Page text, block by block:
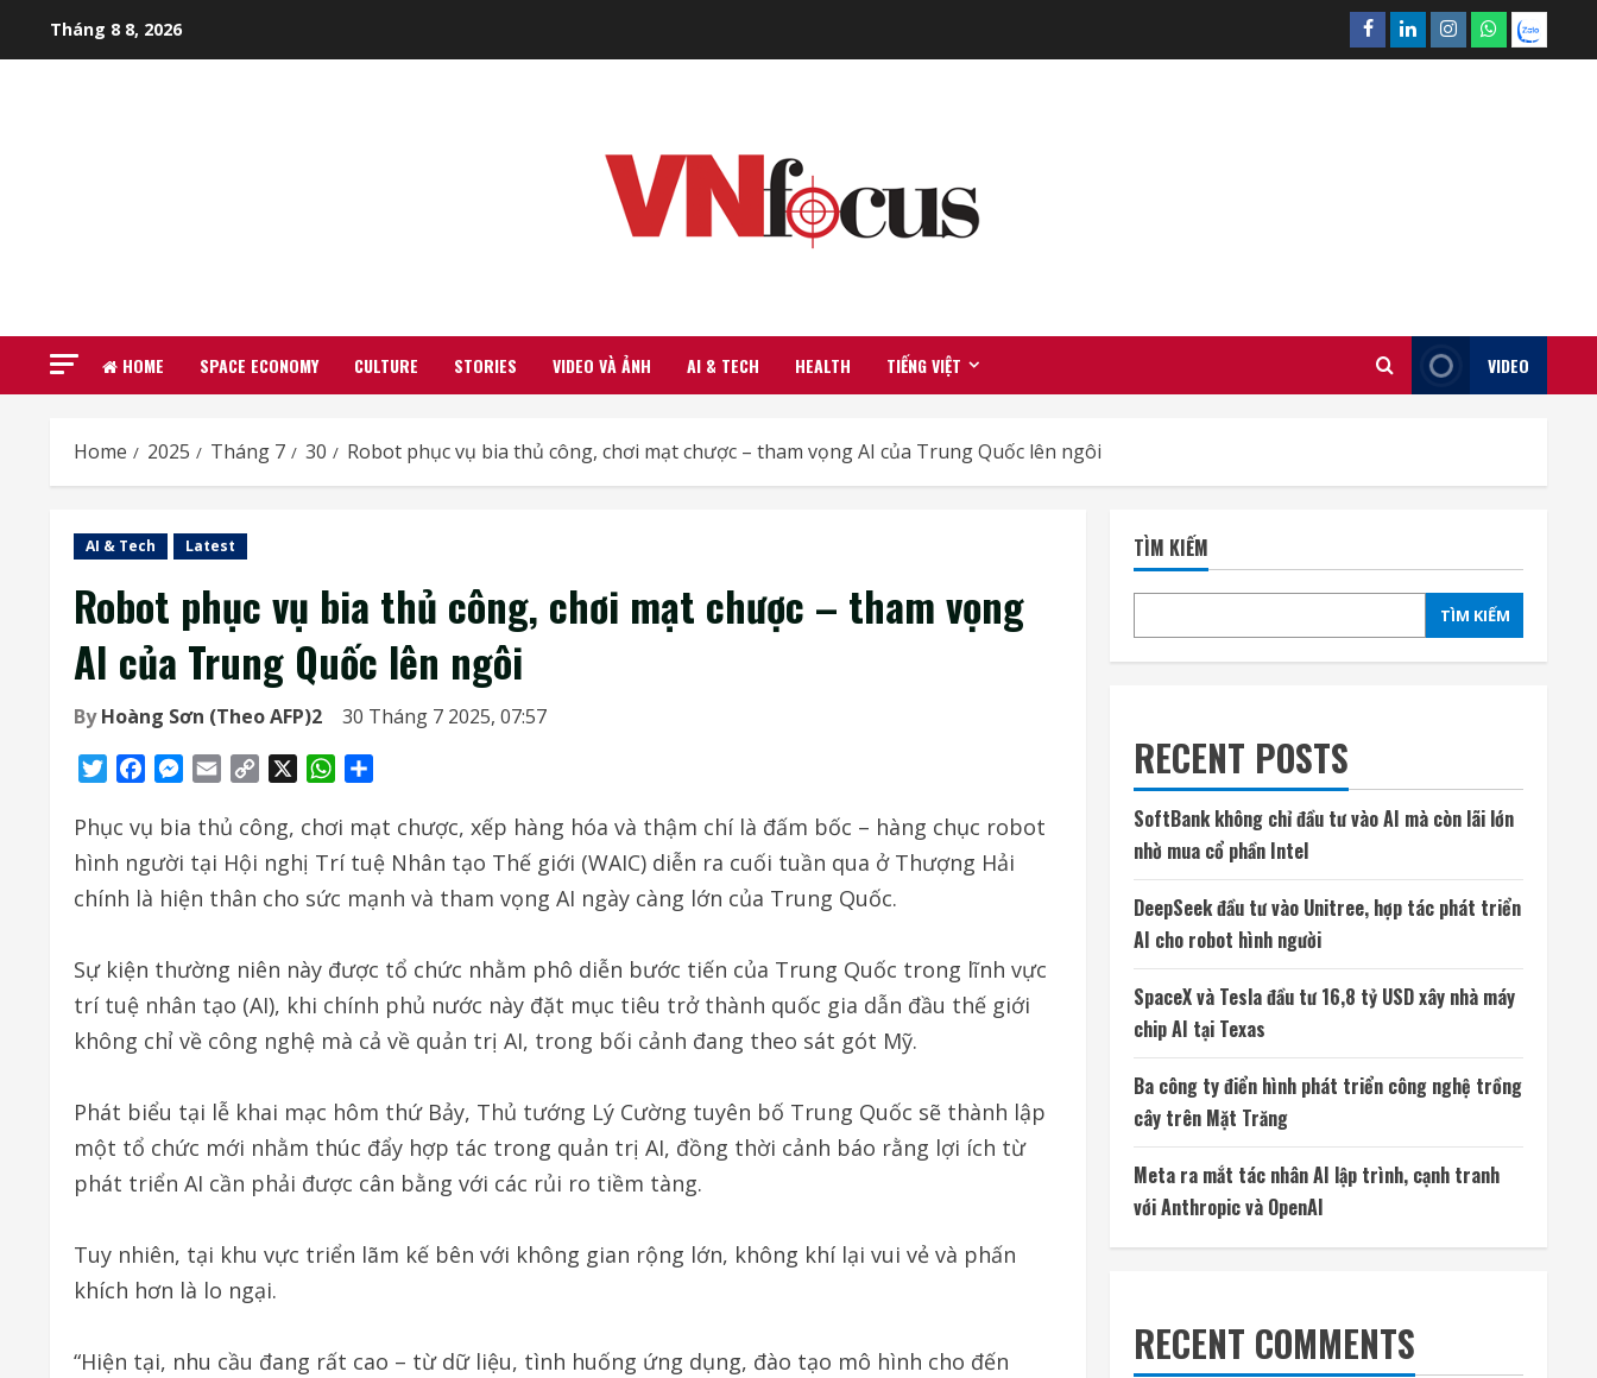
Tháng 8 8, 2026 Facebook
LinkedinInstagram
What’sapp
Zalo
HOME SPACE ECONOMY CULTURE STORIES VIDEO VÀ ẢNH AI & TECH HEALTH TIẾNG VIỆT VIDEO
Home 2025 Tháng 7 30 Robot phục vụ bia thủ công, chơi mạt chược – tham vọng AI của Trung Quốc lên ngôi
AI & Tech Latest
Robot phục vụ bia thủ công, chơi mạt chược – tham vọng
AI của Trung Quốc lên ngôi
ByHoàng Sơn (Theo AFP)2 30 Tháng 7 2025, 07:57
TwitterFacebookMessenger
Email
Copy
WhatsApp
Phục vụ bia thủ công, chơi mạt chược, xếp hàng hóa và thậm chí là đấm bốc – hàng chục robot
hình người tại Hội nghị Trí tuệ Nhân tạo Thế giới (WAIC) diễn ra cuối tuần qua ở Thượng Hải
chính là hiện thân cho sức mạnh và tham vọng AI ngày càng lớn của Trung Quốc.
Sự kiện thường niên này được tổ chức nhằm phô diễn bước tiến của Trung Quốc trong lĩnh vực
trí tuệ nhân tạo (AI), khi chính phủ nước này đặt mục tiêu trở thành quốc gia dẫn đầu thế giới
không chỉ về công nghệ mà cả về quản trị AI, trong bối cảnh đang theo sát gót Mỹ.
Phát biểu tại lễ khai mạc hôm thứ Bảy, Thủ tướng Lý Cường tuyên bố Trung Quốc sẽ thành lập
một tổ chức mới nhằm thúc đẩy hợp tác trong quản trị AI, đồng thời cảnh báo rằng lợi ích từ
phát triển AI cần phải được cân bằng với các rủi ro tiềm tàng.
Tuy nhiên, tại khu vực triển lãm kế bên với không gian rộng lớn, không khí lại vui vẻ và phấn
khích hơn là lo ngại.
“Hiện tại, nhu cầu đang rất cao – từ dữ liệu, tình huống ứng dụng, đào tạo mô hình cho đến
TÌM KIẾM
TÌM KIẾM
RECENT POSTS
SoftBank không chỉ đầu tư vào AI mà còn lãi lớn
nhờ mua cổ phần Intel
DeepSeek đầu tư vào Unitree, hợp tác phát triển
AI cho robot hình người
SpaceX và Tesla đầu tư 16,8 tỷ USD xây nhà máy
chip AI tại Texas
Ba công ty điển hình phát triển công nghệ trồng
cây trên Mặt Trăng
Meta ra mắt tác nhân AI lập trình, cạnh tranh
với Anthropic và OpenAI
RECENT COMMENTS